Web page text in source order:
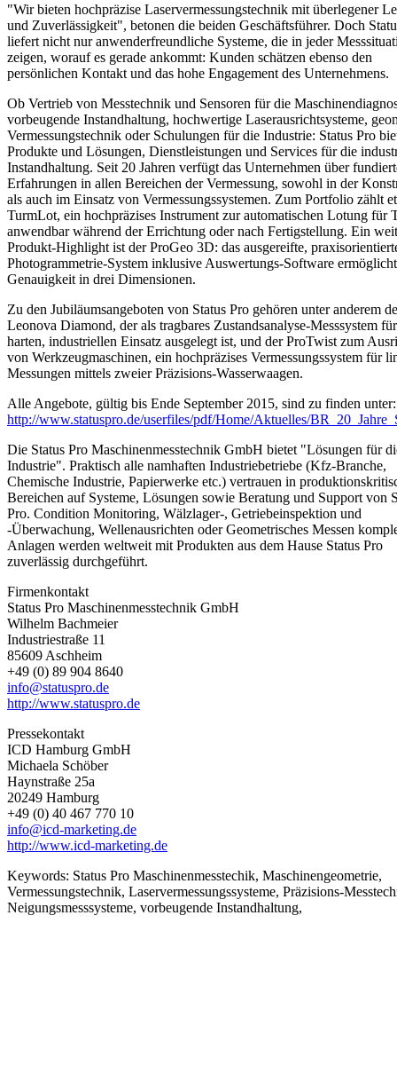
"Wir bieten hochpräzise Laservermessungstechnik mit überlegener
und Zuverlässigkeit", betonen die beiden Geschäftsführer. Doch
liefert nicht nur anwenderfreundliche Systeme, die in jeder
zeigen, worauf es gerade ankommt: Kunden schätzen ebenso den
persönlichen Kontakt und das hohe Engagement des Unternehmens.
Ob Vertrieb von Messtechnik und Sensoren für die
vorbeugende Instandhaltung, hochwertige Laserausrichtsysteme,
Vermessungstechnik oder Schulungen für die Industrie: Status Pro
Produkte und Lösungen, Dienstleistungen und Services für die
Instandhaltung. Seit 20 Jahren verfügt das Unternehmen über
Erfahrungen in allen Bereichen der Vermessung, sowohl in der
als auch im Einsatz von Vermessungssystemen. Zum Portfolio zählt
TurmLot, ein hochpräzises Instrument zur automatischen Lotung für
anwendbar während der Errichtung oder nach Fertigstellung. Ein
Produkt-Highlight ist der ProGeo 3D: das ausgereifte,
Photogrammetrie-System inklusive Auswertungs-Software
Genauigkeit in drei Dimensionen.
Zu den Jubiläumsangeboten von Status Pro gehören unter anderem
Leonova Diamond, der als tragbares Zustandsanalyse-Messsystem
harten, industriellen Einsatz ausgelegt ist, und der ProTwist zum
von Werkzeugmaschinen, ein hochpräzises Vermessungssystem für
Messungen mittels zweier Präzisions-Wasserwaagen.
Alle Angebote, gültig bis Ende September 2015, sind zu finden unter:
http://www.statuspro.de/userfiles/pdf/Home/Aktuelles/
Die Status Pro Maschinenmesstechnik GmbH bietet "Lösungen für
Industrie". Praktisch alle namhaften Industriebetriebe (Kfz-Branche,
Chemische Industrie, Papierwerke etc.) vertrauen in
Bereichen auf Systeme, Lösungen sowie Beratung und Support von
Pro. Condition Monitoring, Wälzlager-, Getriebeinspektion und
-Überwachung, Wellenausrichten oder Geometrisches Messen
Anlagen werden weltweit mit Produkten aus dem Hause Status Pro
zuverlässig durchgeführt.
Firmenkontakt
Status Pro Maschinenmesstechnik GmbH
Wilhelm Bachmeier
Industriestraße 11
85609 Aschheim
+49 (0) 89 904 8640
info@statuspro.de
http://www.statuspro.de
Pressekontakt
ICD Hamburg GmbH
Michaela Schöber
Haynstraße 25a
20249 Hamburg
+49 (0) 40 467 770 10
info@icd-marketing.de
http://www.icd-marketing.de
Keywords: Status Pro Maschinenmesstechik, Maschinengeometrie,
Vermessungstechnik, Laservermessungssysteme, Präzisions-
Neigungsmesssysteme, vorbeugende Instandhaltung,